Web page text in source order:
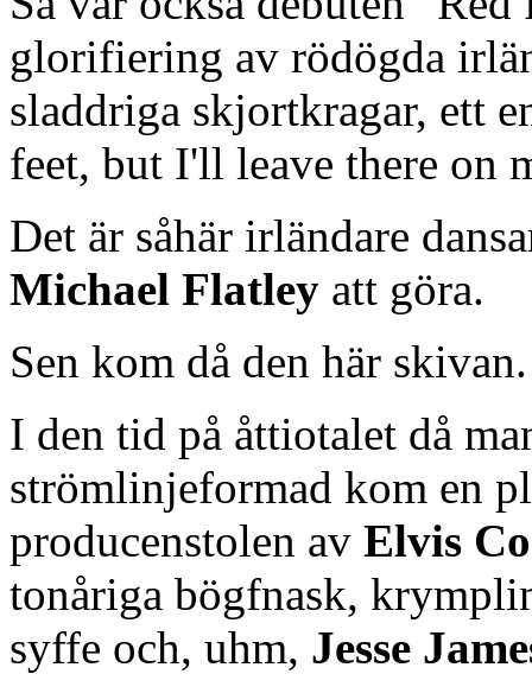
glorifiering av rödögda
sladdriga skjortkragar, ett
feet, but I'll leave there on
Det är såhär irländare
Michael Flatley att göra.
Sen kom då den här skivan.
I den tid på åttiotalet då
strömlinjeformad kom en
producenstolen av Elvis
tonåriga bögfnask,
syffe och, uhm, Jesse